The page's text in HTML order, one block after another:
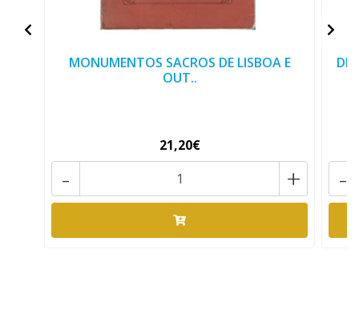
MONUMENTOS SACROS DE LISBOA E
OUT..
21,20€
+
- -